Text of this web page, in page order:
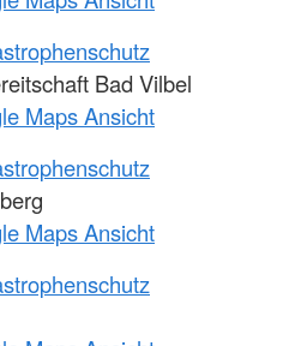
Bad Vilbel
Maps Ansicht
Maps Ansicht